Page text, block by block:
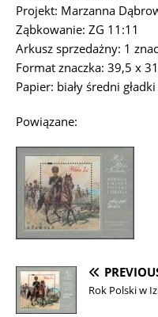
Projekt: Marzanna
Ząbkowanie: ZG 11:11
Arkusz sprzedażny: 1
Format znaczka: 39,5 x
Papier: biały średni
Powiązane:
Rok Polski w